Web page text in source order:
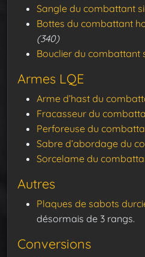
Sangle du combattant
Bottes du combattant
(340)
Bouclier du combattant
Armes LQE
Arme d’hast du
Fracasseur du
Perforeuse du
Sabre d’abordage du
Sorcelame du
Autres
Plaques de sabots
désormais de 3 rangs.
Conversions